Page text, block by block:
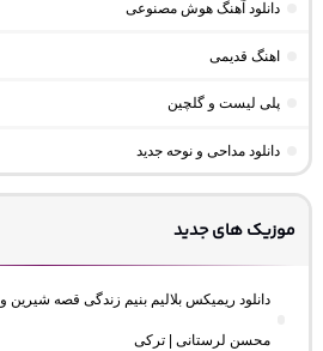
دانلود آهنگ هوش مصنوعی
اهنگ قدیمی
پلی لیست و گلچین
دانلود مداحی و نوحه جدید
موزیک های جدید
دانلود ریمیکس بلالیم بنیم زندگی قصه
محسن لرستانی | ترکی